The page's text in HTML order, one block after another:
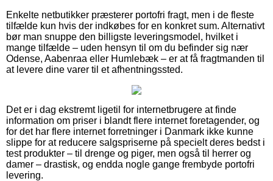
Enkelte netbutikker præsterer portofri fragt, men i de fleste
tilfælde kun hvis der indkøbes for en konkret sum. Alternativt
bør man snuppe den billigste leveringsmodel, hvilket i
mange tilfælde – uden hensyn til om du befinder sig nær
Odense, Aabenraa eller Humlebæk – er at få fragtmanden til
at levere dine varer til et afhentningssted.
Det er i dag ekstremt ligetil for internetbrugere at finde
information om priser i blandt flere internet foretagender, og
for det har flere internet forretninger i Danmark ikke kunne
slippe for at reducere salgspriserne på specielt deres bedst i
test produkter – til drenge og piger, men også til herrer og
damer – drastisk, og endda nogle gange frembyde portofri
levering.